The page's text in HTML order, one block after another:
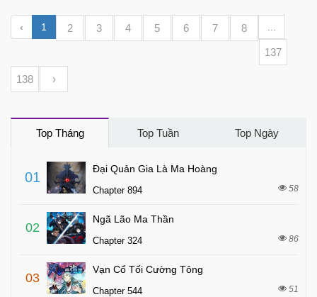
‹ 1 2 3 4 5 6 7 8
137
138 ›
Top Tháng Top Tuần Top Ngày
01
Đại Quản Gia Là Ma Hoàng
Chapter 894 58
02
Ngã Lão Ma Thần
Chapter 324 86
03
Vạn Cổ Tối Cường Tông
Chapter 544 51